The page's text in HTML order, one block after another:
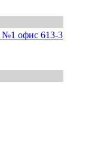
№1 офис 613-3